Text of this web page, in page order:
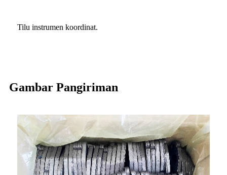
Tilu instrumen koordinat.
Gambar Pangiriman